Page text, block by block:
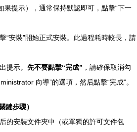
果提示），通常保持默認即可，點擊“下一
“安裝”開始正式安裝。此過程耗時較長，請
提示。 先不要點擊“完成” ，請確保取消勾
向導”的選項，然后點擊“完成”。
鍵步驟）
的安裝文件夾中（或單獨的許可文件包